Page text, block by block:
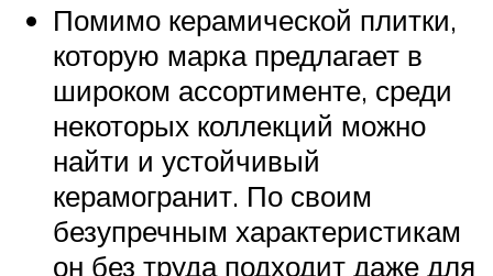
Помимо керамической плитки,
которую марка предлагает в
широком ассортименте, среди
некоторых коллекций можно
найти и устойчивый
керамогранит. По своим
безупречным характеристикам
он без труда подходит даже для